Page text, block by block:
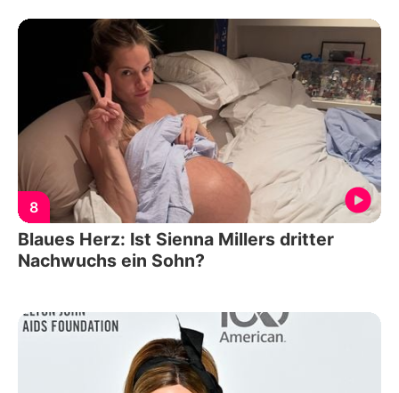
8
Blaues Herz: Ist Sienna Millers dritter
Nachwuchs ein Sohn?